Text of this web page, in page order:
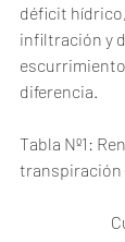
déficit
infiltración y
diferencia.
Tabla Nº1:
transpiración